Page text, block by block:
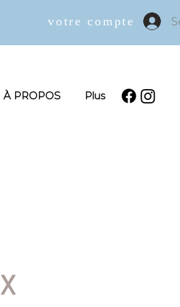
votre compte
À PROPOS Plus